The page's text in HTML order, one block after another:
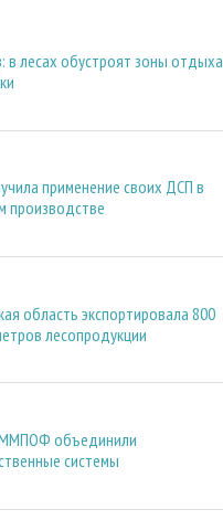
в лесах обустроят зоны отдыха
применение своих ДСП в
производстве
область экспортировала 800
лесопродукции
ММПОФ объединили
системы